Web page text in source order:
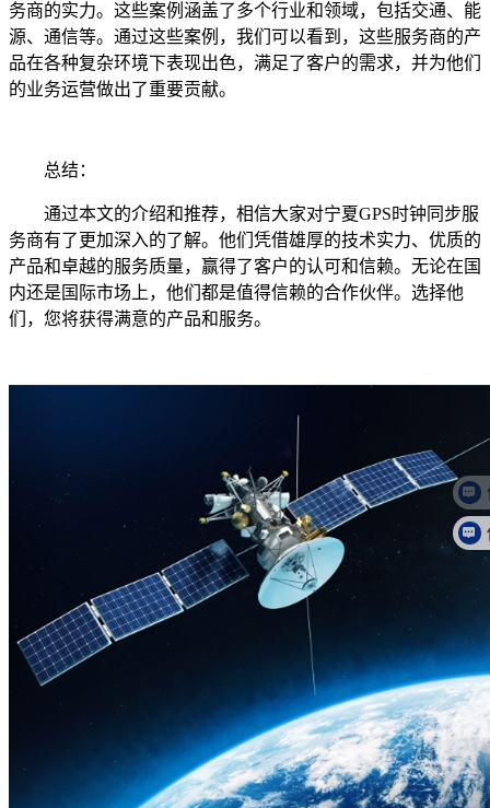
务商的实力。这些案例涵盖了多个行业和领域，包括交通、能
源、通信等。通过这些案例，我们可以看到，这些服务商的产
品在各种复杂环境下表现出色，满足了客户的需求，并为他们
的业务运营做出了重要贡献。
总结：
通过本文的介绍和推荐，相信大家对宁夏GPS时钟同步服
务商有了更加深入的了解。他们凭借雄厚的技术实力、优质的
产品和卓越的服务质量，赢得了客户的认可和信赖。无论在国
内还是国际市场上，他们都是值得信赖的合作伙伴。选择他
们，您将获得满意的产品和服务。